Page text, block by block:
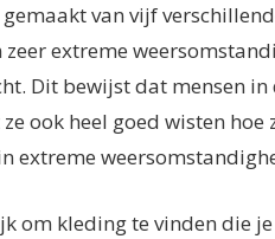
van vijf
extreme
Dit bewijst dat mensen
ook heel goed wisten
extreme
om kleding te vinden die